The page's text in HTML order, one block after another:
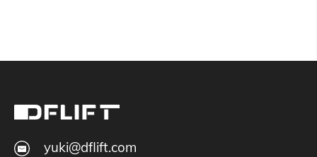
yuki@dflift.com